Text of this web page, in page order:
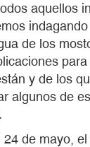
aquellos
de los
y de los
algunos de
de mayo,